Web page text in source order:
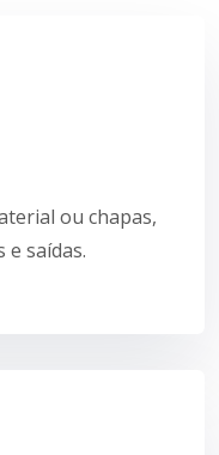
ou chapas,
saídas.